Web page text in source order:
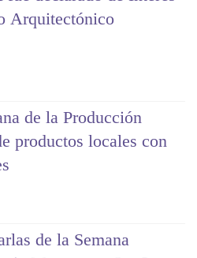
Arquitectónico
de la Producción
productos locales con
de la Semana